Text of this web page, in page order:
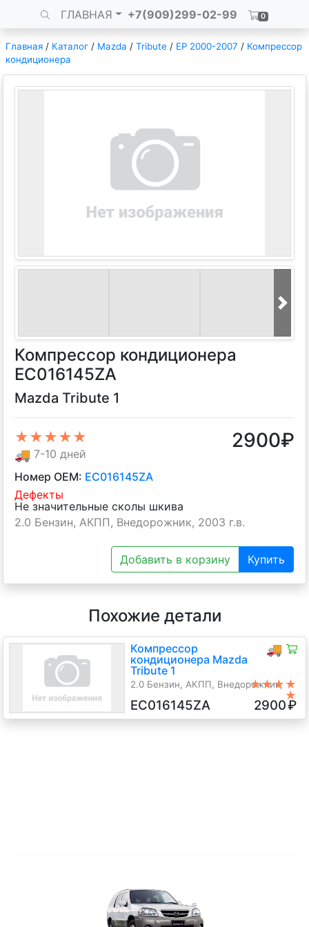
ГЛАВНАЯ +7(909)299-02-99 0
Главная / Каталог / Mazda / Tribute / EP 2000-2007 / Компрессор
кондиционера
Компрессор кондиционера
EC016145ZA
Mazda Tribute 1
★★★★★
🚚 7-10 дней
2900₽
Номер OEM: EC016145ZA
Дефекты
Не значительные сколы шкива
2.0 Бензин, АКПП, Внедорожник, 2003 г.в.
Добавить в корзину Купить
Похожие детали
🚚
Компрессор
кондиционера Mazda
Tribute 1
2.0 Бензин, АКПП, Внедорожник,
★★★★
★
EC016145ZA 2900₽